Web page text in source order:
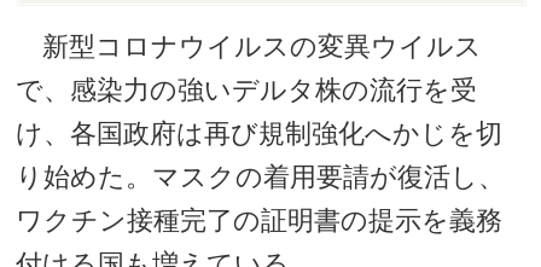
新型コロナウイルスの変異ウイルス
で、感染力の強いデルタ株の流行を受
け、各国政府は再び規制強化へかじを切
り始めた。マスクの着用要請が復活し、
ワクチン接種完了の証明書の提示を義務